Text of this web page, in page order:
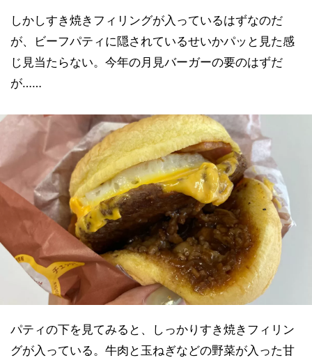
しかしすき焼きフィリングが入っているはずなのだ
が、ビーフパティに隠されているせいかパッと見た感
じ見当たらない。今年の月見バーガーの要のはずだ
が……
パティの下を見てみると、しっかりすき焼きフィリン
グが入っている。牛肉と玉ねぎなどの野菜が入った甘